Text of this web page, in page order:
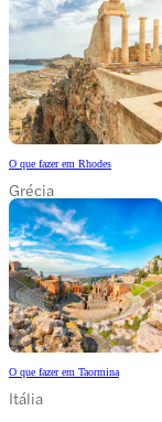
O que fazer em Rhodes
Grécia
O que fazer em Taormina
Itália